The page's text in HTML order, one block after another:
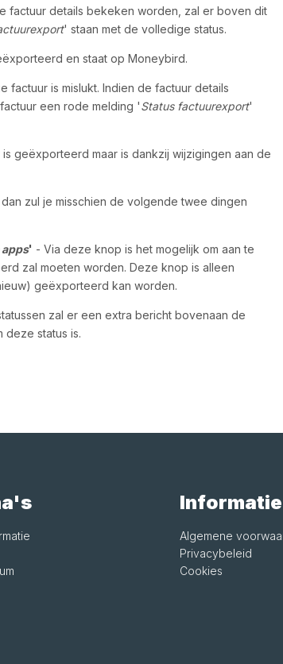
factuur details bekeken worden, zal er boven dit
' staan met de volledige status.
en staat op Moneybird.
is mislukt. Indien de factuur details
een rode melding 'Status factuurexport'
geëxporteerd maar is dankzij wijzigingen aan de
zul je misschien de volgende twee dingen
' - Via deze knop is het mogelijk om aan te
zal moeten worden. Deze knop is alleen
geëxporteerd kan worden.
zal er een extra bericht bovenaan de
deze status is.
Informatie
Algemene
Privacybeleid
Cookies